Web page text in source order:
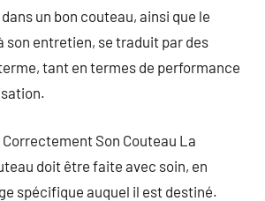
un bon couteau, ainsi que le
son entretien, se traduit par des
tant en termes de performance
Son Couteau La
doit être faite avec soin, en
spécifique auquel il est destiné.